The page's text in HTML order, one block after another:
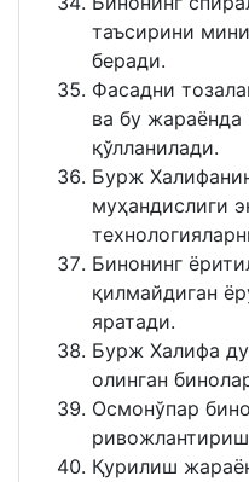
таъсирини
беради.
Фасадни
ва бу
қўлланилади.
Бурж
муҳандислиги
Бинонинг
қилмайдиган
яратади.
Бурж Халифа
олинган
Осмонўпар
Қурилиш